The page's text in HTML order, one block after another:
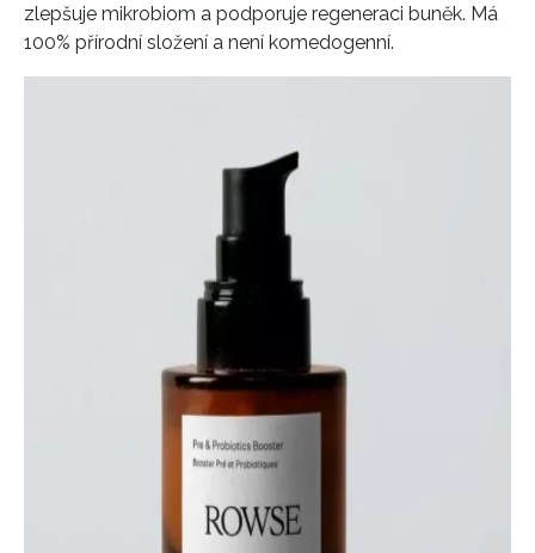
zlepšuje mikrobiom a podporuje regeneraci buněk. Má
100% přírodní složení a není komedogenní.